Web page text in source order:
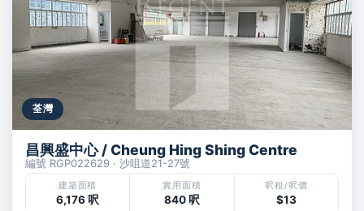
荃灣
昌興盛中心 / Cheung Hing Shing Centre
編號 RGP022629 · 沙咀道21-27號
建築面積
6,176 呎
實用面積
840 呎
呎租/呎價
$13